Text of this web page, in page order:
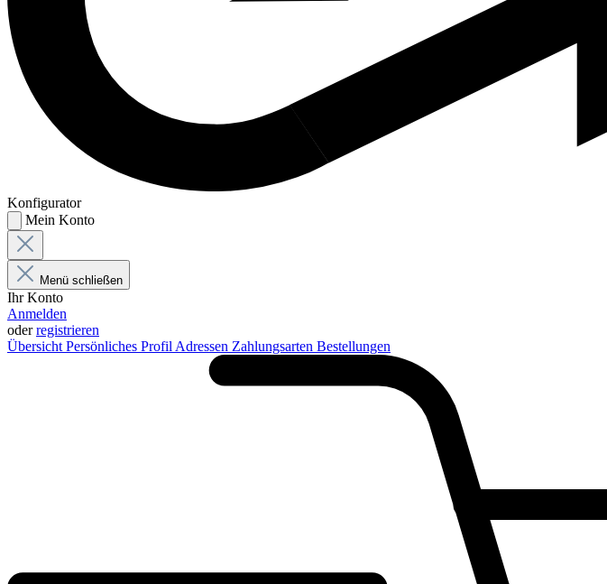
Konfigurator
Mein Konto
Menü schließen
Ihr Konto
Anmelden
oderregistrieren
Übersicht Persönliches Profil Adressen Zahlungsarten Bestellungen